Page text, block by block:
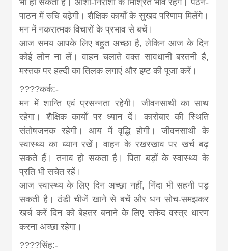
पाठन में रुचि बढ़ेगी। शैक्षिक कार्यों के सुखद परिणाम मिलेंगे।
मन में नकरात्मक विचारों के प्रभाव से बचें।
आज समय आपके लिए बहुत अच्छा है, लेकिन आज के दिन
कोई लोन ना लें। वाहन चलाते वक्त सावधानी बरतनी है,
मस्तक पर हल्दी का तिलक लगाएं और इष्ट की पूजा करें।
????कर्क:-
मन में शान्ति‍ एवं प्रसन्नता रहेगी। जीवनसाथी का साथ
रहेगा। शैक्षिक कार्यों पर ध्यान दें। कारोबार की स्थिति
संतोषजनक रहेगी। आय में वृद्धि होगी। जीवनसाथी के
स्वास्थ्‍य का ध्‍यान रखें। वाहन के रखरखाव पर खर्च बढ़
सकते हैं। तनाव हो सकता है। प‍िता बड़ों के स्वास्थ्‍य के
प्रति भी सचेत रहें।
आज स्वास्थ्य के लिए दिन अच्छा नहीं, निंदा भी सहनी पड़
सकती है। ठंडी चीजें खाने से बचें और धन सोच-समझकर
खर्च करें दिन को बेहतर बनाने के लिए सफेद वस्त्र धारण
करना अच्छा रहेगा।
????सिंह:-